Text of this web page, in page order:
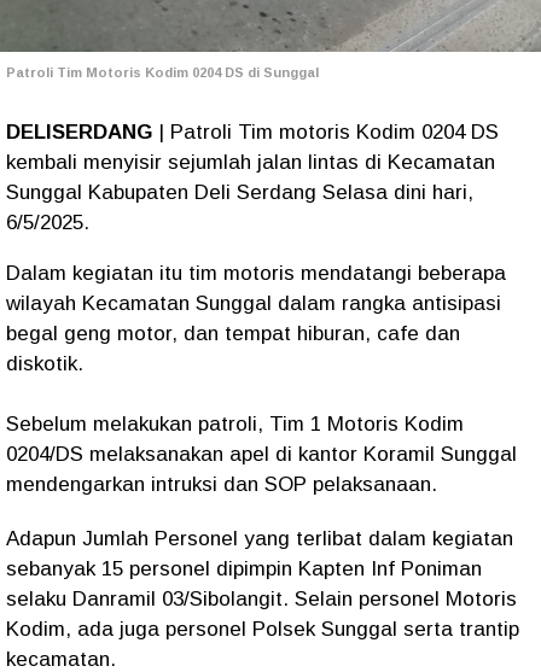
Patroli Tim Motoris Kodim 0204 DS di Sunggal
DELISERDANG | Patroli Tim motoris Kodim 0204 DS
kembali menyisir sejumlah jalan lintas di Kecamatan
Sunggal Kabupaten Deli Serdang Selasa dini hari,
6/5/2025.
Dalam kegiatan itu tim motoris mendatangi beberapa
wilayah Kecamatan Sunggal dalam rangka antisipasi
begal geng motor, dan tempat hiburan, cafe dan
diskotik.
Sebelum melakukan patroli, Tim 1 Motoris Kodim
0204/DS melaksanakan apel di kantor Koramil Sunggal
mendengarkan intruksi dan SOP pelaksanaan.
Adapun Jumlah Personel yang terlibat dalam kegiatan
sebanyak 15 personel dipimpin Kapten Inf Poniman
selaku Danramil 03/Sibolangit. Selain personel Motoris
Kodim, ada juga personel Polsek Sunggal serta trantip
kecamatan.